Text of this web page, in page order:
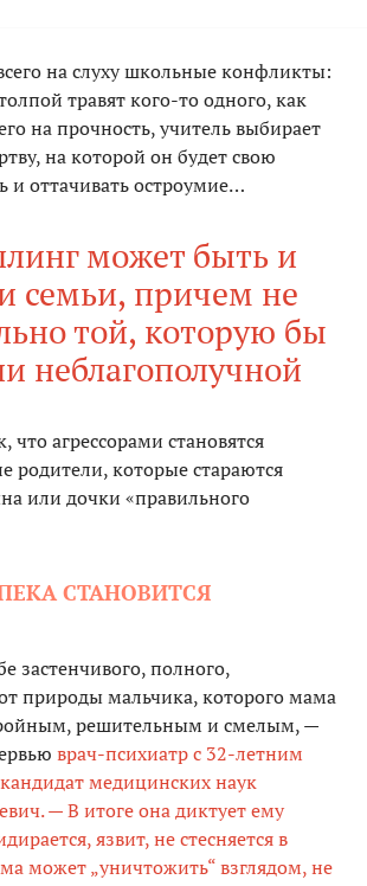
на слуху школьные конфликты:
травят кого-то одного, как
на прочность, учитель выбирает
на которой он будет свою
и оттачивать остроумие…
может быть и
семьи, причем не
той, которую бы
неблагополучной
что агрессорами становятся
родители, которые стараются
или дочки «правильного
СТАНОВИТСЯ
застенчивого, полного,
природы мальчика, которого мама
решительным и смелым, —
врач-психиатр с 32-летним
медицинских наук
— В итоге она диктует ему
язвит, не стесняется в
может „уничтожить“ взглядом, не